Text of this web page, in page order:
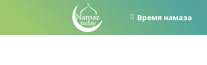
Время намаза